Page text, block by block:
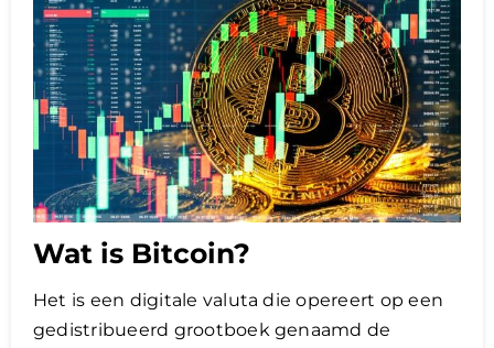
over advies nederland
Renovlies
Wat is Bitcoin?
Het is een digitale valuta die opereert op een
gedistribueerd grootboek genaamd de